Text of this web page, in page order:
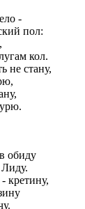
-
пол:
кол.
не стану,
обиду
Лиду.
кретину,